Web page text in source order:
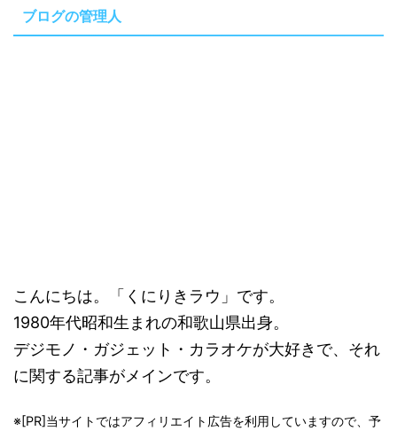
ブログの管理人
こんにちは。「くにりきラウ」です。
1980年代昭和生まれの和歌山県出身。
デジモノ・ガジェット・カラオケが大好きで、それ
に関する記事がメインです。
※[PR]当サイトではアフィリエイト広告を利用していますので、予